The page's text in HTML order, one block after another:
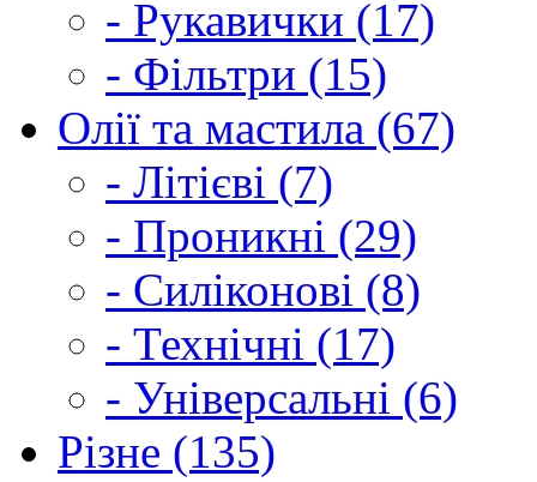
- Рукавички (17)
- Фільтри (15)
Олії та мастила (67)
- Літієві (7)
- Проникні (29)
- Силіконові (8)
- Технічні (17)
- Універсальні (6)
Різне (135)